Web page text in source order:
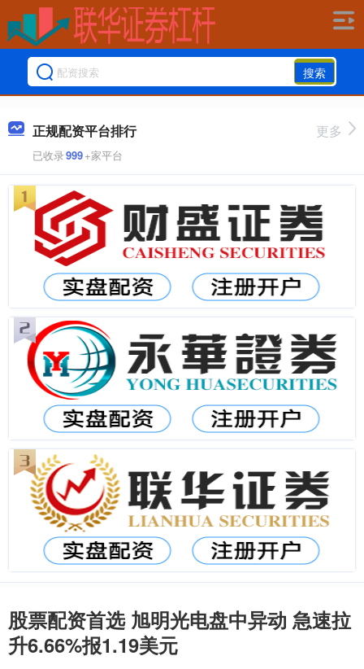
搜索
正规配资平台排行
已收录999+家平台
更多
股票配资首选 旭明光电盘中异动 急速拉
升6.66%报1.19美元